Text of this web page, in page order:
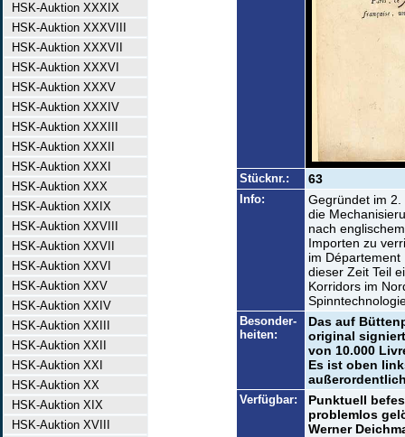
HSK-Auktion XXXIX
HSK-Auktion XXXVIII
HSK-Auktion XXXVII
HSK-Auktion XXXVI
HSK-Auktion XXXV
HSK-Auktion XXXIV
HSK-Auktion XXXIII
HSK-Auktion XXXII
HSK-Auktion XXXI
HSK-Auktion XXX
HSK-Auktion XXIX
HSK-Auktion XXVIII
HSK-Auktion XXVII
HSK-Auktion XXVI
HSK-Auktion XXV
HSK-Auktion XXIV
HSK-Auktion XXIII
HSK-Auktion XXII
HSK-Auktion XXI
HSK-Auktion XX
HSK-Auktion XIX
HSK-Auktion XVIII
Stücknr.: 63
Info:
Gegründet im
die
nach
Importen zu
im
dieser Zeit Teil
Korridors im
Besonder-
heiten:
Das auf
original
von 10.000
Es ist oben
Verfügbar:
Punktuell
problemlos
Werner